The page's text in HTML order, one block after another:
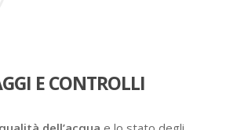
E CONTROLLI